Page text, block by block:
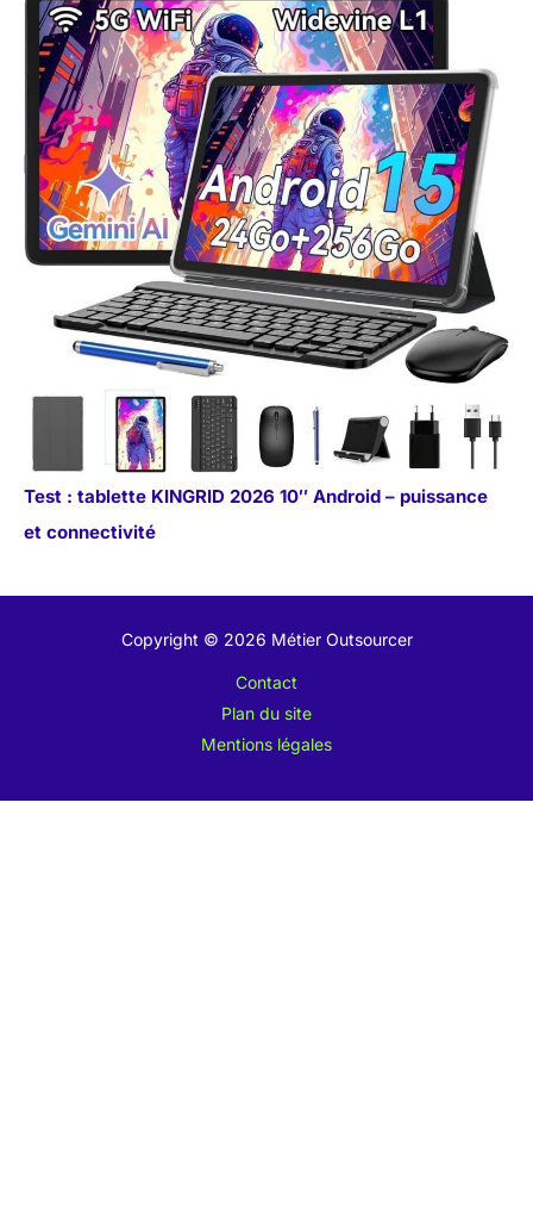
Test : tablette KINGRID 2026 10″ Android – puissance
et connectivité
Copyright © 2026 Métier Outsourcer
Contact
Plan du site
Mentions légales